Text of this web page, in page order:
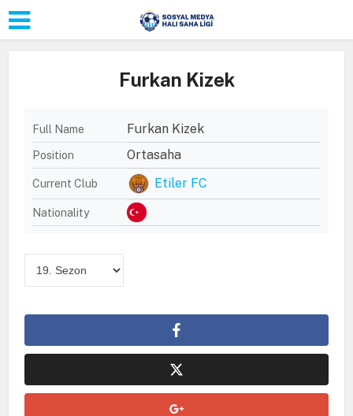
Furkan Kizek
Full Name Furkan Kizek
Position Ortasaha
Current Club Etiler FC
Nationality